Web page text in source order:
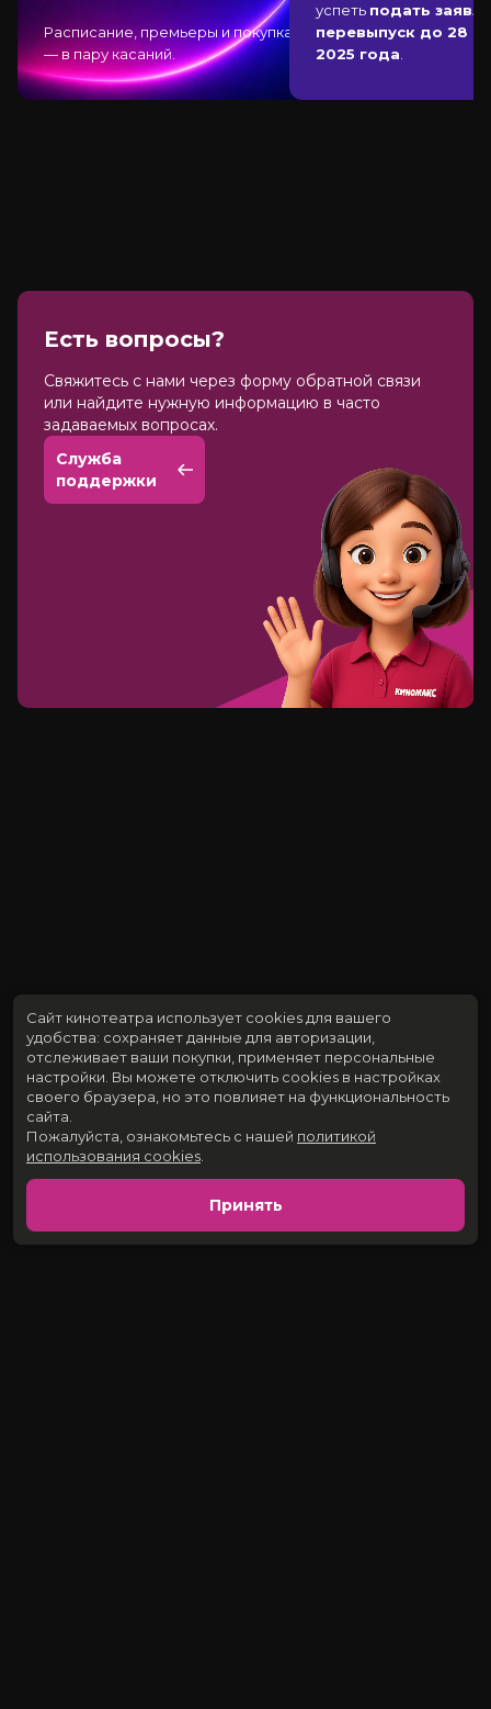
Расписание, премьеры и покупка
— в пару касаний.
успеть подать
перевыпуск до 28
2025 года
Есть вопросы?
Cвяжитесь с нами через форму обратной связи
или найдите нужную информацию в часто
задаваемых вопросах.
Служба
поддержки
Сайт кинотеатра использует cookies для вашего
удобства: сохраняет данные для авторизации,
отслеживает ваши покупки, применяет персональные
настройки. Вы можете отключить cookies в настройках
своего браузера, но это повлияет на функциональность
сайта.
Пожалуйста, ознакомьтесь с нашей политикой
использования cookies
Принять